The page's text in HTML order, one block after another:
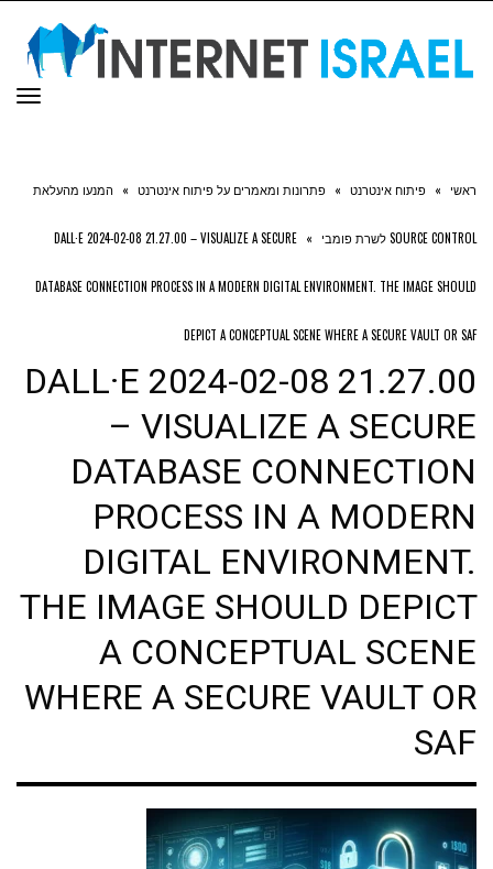
ראשי » פיתוח אינטרנט » פתרונות ומאמרים על פיתוח אינטרנט » המנעו מהעלאת
SOURCE CONTROL לשרת פומבי »
DALL·E 2024-02-08 21.27.00 – VISUALIZE A SECURE
DATABASE CONNECTION PROCESS IN A MODERN DIGITAL ENVIRONMENT. THE IMAGE SHOULD
DEPICT A CONCEPTUAL SCENE WHERE A SECURE VAULT OR SAF
DALL·E 2024-02-08 21.27.00
– VISUALIZE A SECURE
DATABASE CONNECTION
PROCESS IN A MODERN
DIGITAL ENVIRONMENT.
THE IMAGE SHOULD DEPICT
A CONCEPTUAL SCENE
WHERE A SECURE VAULT OR
SAF